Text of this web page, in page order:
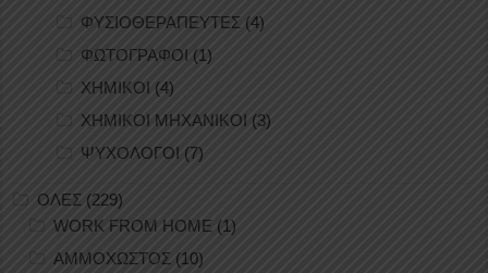
ΦΥΣΙΟΘΕΡΑΠΕΥΤΕΣ (4)
ΦΩΤΟΓΡΑΦΟΙ (1)
ΧΗΜΙΚΟΙ (4)
ΧΗΜΙΚΟΙ ΜΗΧΑΝΙΚΟΙ (3)
ΨΥΧΟΛΟΓΟΙ (7)
ΟΛΕΣ (229)
WORK FROM HOME (1)
ΑΜΜΟΧΩΣΤΟΣ (10)